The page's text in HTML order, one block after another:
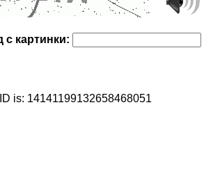
с картинки:
is: 14141199132658468051